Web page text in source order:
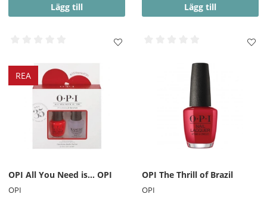
Lägg till Lägg till
REA
OPI All You Need is... OPI
OPI
OPI The Thrill of Brazil
OPI